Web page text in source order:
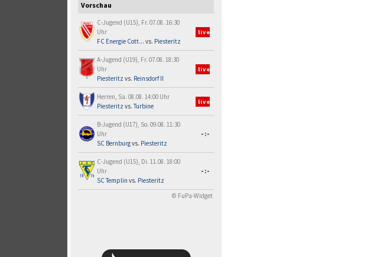
Vorschau
C-Jugend (U15), Fr. 07.08. 16:30
Uhr
FC Energie Cott... vs. Piesteritz
live
A-Jugend (U19), Fr. 07.08. 18:30
Uhr
Piesteritz vs. Reinsdorf II
live
Herren, Sa. 08.08. 14:00 Uhr
Piesteritz vs.Turbine
live
B-Jugend (U17), So. 09.08. 11:30
Uhr
SC Bernburgvs. Piesteritz
-:-
C-Jugend (U15), Di. 11.08. 18:00
Uhr
SC Templin vs. Piesteritz
-:-
© FuPa-Widget